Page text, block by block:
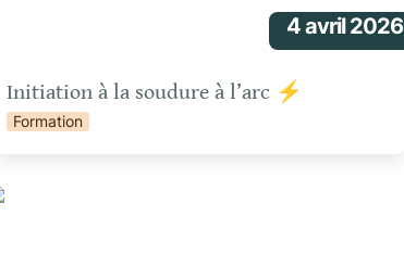
Initiation à la soudure à l’arc ⚡
4 avril 2026
Formation
à la soudure à l’arc ⚡